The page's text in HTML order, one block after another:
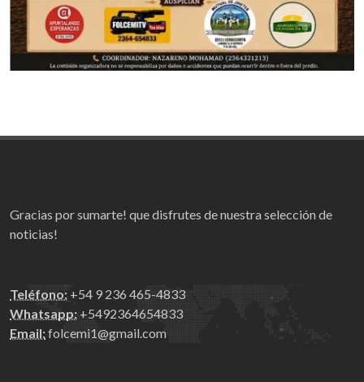
Gracias por sumarte! que disfrutes de nuestra selección de
noticias!
Teléfono: +54 9 236 465-4833
Whatsapp: +5492364654833
Email:folcemi1@gmail.com